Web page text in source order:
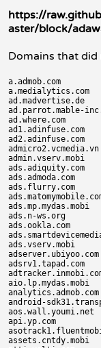
https://
aster/block/
Domains that did
a.admob.com
a.medialytics.com
ad.madvertise.de
ad.parrot.mable-
ad.where.com
ad1.adinfuse.com
ad2.adinfuse.com
admicro2.vcmedia.vn
admin.vserv.mobi
ads.adiquity.com
ads.admoda.com
ads.flurry.com
ads.mp.mydas.mobi
ads.n-ws.org
ads.ookla.com
ads.vserv.mobi
adserver.ubiyoo.com
adsrv1.tapad.com
aio.lp.mydas.mobi
analytics.admob.com
android-
aos.wall.youmi.net
api.yp.com
assets.cntdy.mobi